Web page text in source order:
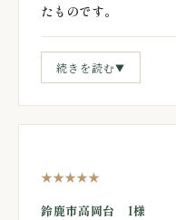
たものです。
続きを読む▼
★★★★★
鈴鹿市高岡台 I様